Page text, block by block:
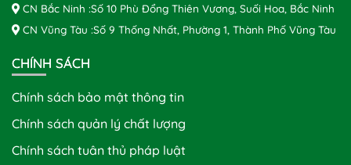
CN Bắc Ninh :Số 10 Phù Đổng Thiên Vương, Suối Hoa, Bắc Ninh
CN Vũng Tàu :Số 9 Thống Nhất, Phường 1, Thành Phố Vũng Tàu
CHÍNH SÁCH
Chính sách bảo mật thông tin
Chính sách quản lý chất lượng
Chính sách tuân thủ pháp luật